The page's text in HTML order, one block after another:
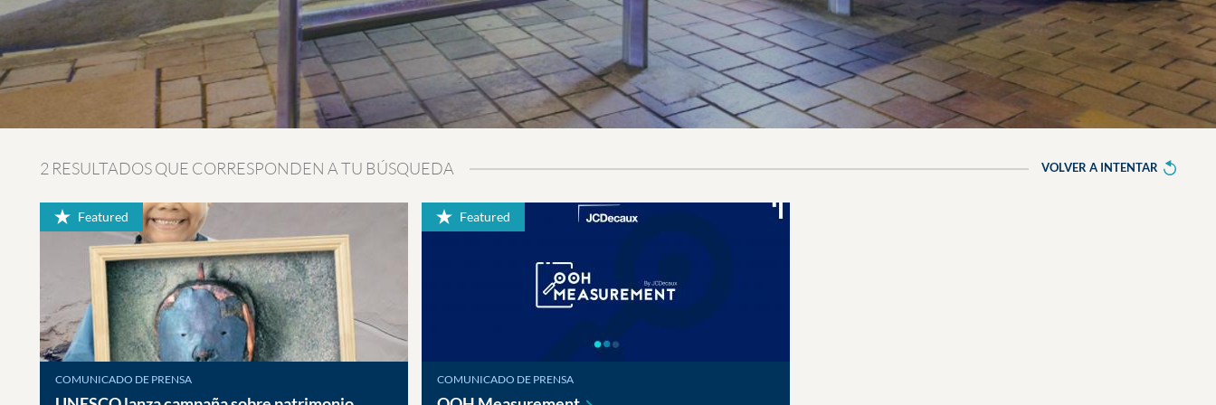
2 RESULTADOS QUE CORRESPONDEN A TU BÚSQUEDA VOLVER A INTENTAR
Featured
COMUNICADO DE PRENSA
Featured
COMUNICADO DE PRENSA